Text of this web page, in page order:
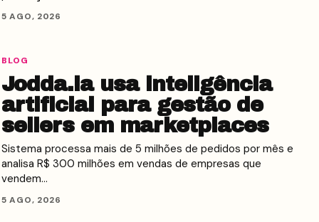
5 AGO, 2026
BLOG
Jodda.ia usa inteligência
artificial para gestão de
sellers em marketplaces
Sistema processa mais de 5 milhões de pedidos por mês e
analisa R$ 300 milhões em vendas de empresas que
vendem…
5 AGO, 2026